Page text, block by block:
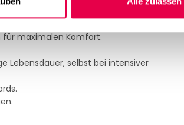
für maximalen Komfort.
Lebensdauer, selbst bei intensiver